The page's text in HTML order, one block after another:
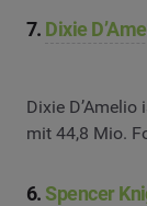
7. Dixie
Dixie
mit 44,8 Mio.
6.Spencer